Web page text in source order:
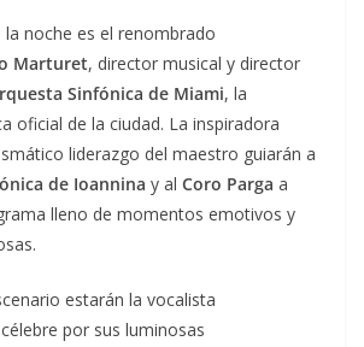
noche es el renombrado
Marturet, director musical y director
Sinfónica de Miami, la
oficial de la ciudad. La inspiradora
liderazgo del maestro guiarán a
de Ioannina y al Coro Parga a
lleno de momentos emotivos y
estarán la vocalista
por sus luminosas